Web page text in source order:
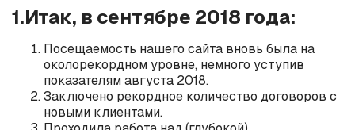
1.Итак, в сентябре 2018 года:
Посещаемость нашего сайта вновь была на
околорекордном уровне, немного уступив
показателям августа 2018.
Заключено рекордное количество договоров с
новыми клиентами.